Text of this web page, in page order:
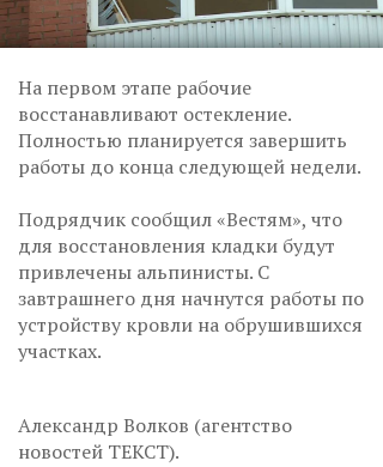
На первом этапе рабочие
восстанавливают остекление.
Полностью планируется завершить
работы до конца следующей недели.
Подрядчик сообщил «Вестям», что
для восстановления кладки будут
привлечены альпинисты. С
завтрашнего дня начнутся работы по
устройству кровли на обрушившихся
участках.
Александр Волков (агентство
новостей ТЕКСТ).